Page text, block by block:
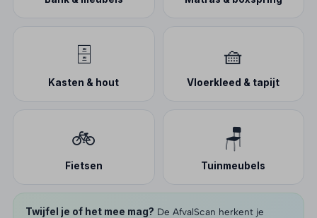
🗄️
Kasten & hout
🧺
Vloerkleed & tapijt
🚲
Fietsen
🪑
Tuinmeubels
Twijfel je of het mee mag? De AfvalScan herkent je